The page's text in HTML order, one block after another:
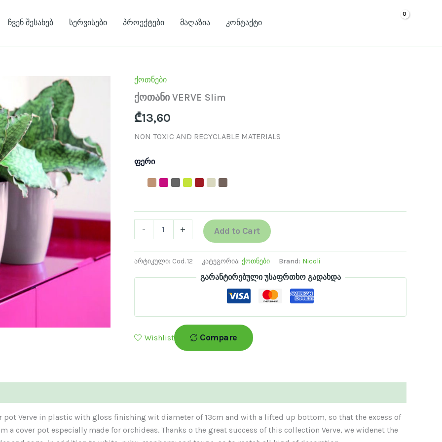
ჩვენ შესახებ სერვისები პროექტები მაღაზია კონტაქტი
ქოთნები
ქოთანი VERVE Slim
₾13,60
NON TOXIC AND RECYCLABLE MATERIALS
ფერი
-
რაოდენობა:
ქოთანი
VERVE
Slim
+ Add to Cart
არტიკული: Cod. 12 კატეგორია: ქოთნები Brand: Nicoli
გარანტირებული უსაფრთხო გადახდა
Wishlist Compare
pot Verve in plastic with gloss finishing wit diameter of 13cm and with a lifted up bottom, so that the excess of
a cover pot especially made for orchideas. Thanks o the great success of this collection Verve, we widenet the